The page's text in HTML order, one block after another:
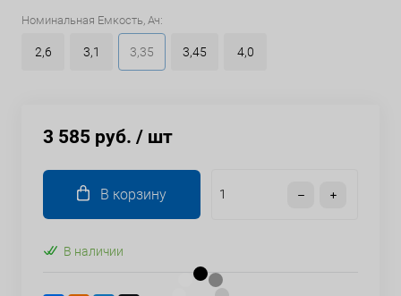
Номинальная Емкость, Ач:
2,6 3,1 3,35 3,45 4,0
3 585 руб. / шт
В корзину
В наличии